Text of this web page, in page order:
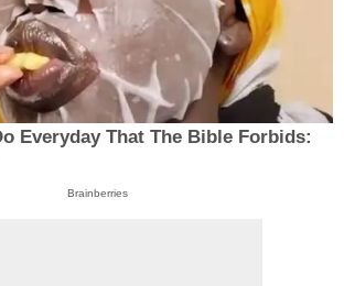
Everyday That The Bible Forbids:
Brainberries